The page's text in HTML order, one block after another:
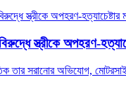
স্ত্রীকে অপহরণ-